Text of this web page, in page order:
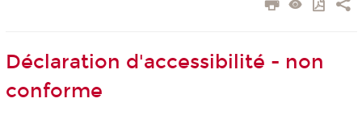
Déclaration d'accessibilité - non
conforme